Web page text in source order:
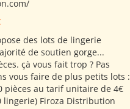
des lots de lingerie
de soutien gorge...
çà vous fait trop ? Pas
vous faire de plus petits lots :
pièces au tarif unitaire de 4€
lingerie) Firoza Distribution